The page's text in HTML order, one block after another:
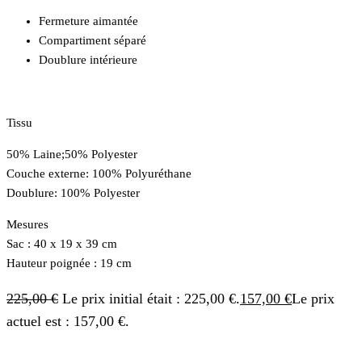
Fermeture aimantée
Compartiment séparé
Doublure intérieure
Tissu
50% Laine;50% Polyester
Couche externe: 100% Polyuréthane
Doublure: 100% Polyester
Mesures
Sac : 40 x 19 x 39 cm
Hauteur poignée : 19 cm
225,00€ Le prix initial était : 225,00 €.157,00 €Le prix
actuel est : 157,00 €.